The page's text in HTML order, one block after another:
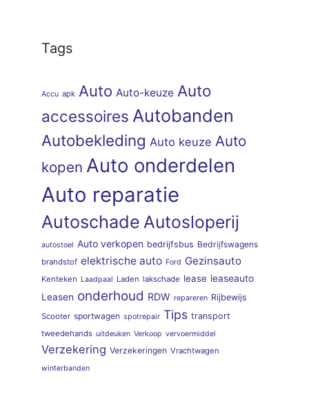
Tags
Accu apk Auto Auto-keuze Auto
accessoires Autobanden
Autobekleding Auto keuze Auto
kopen Auto onderdelen
Auto reparatie
Autoschade Autosloperij
autostoel Auto verkopen bedrijfsbus Bedrijfswagens
brandstof elektrische auto Ford Gezinsauto
Kenteken Laadpaal Laden lakschade lease leaseauto
Leasen onderhoud RDW repareren Rijbewijs
Scooter sportwagen spotrepair Tips transport
tweedehands uitdeuken Verkoop vervoermiddel
Verzekering Verzekeringen Vrachtwagen
winterbanden